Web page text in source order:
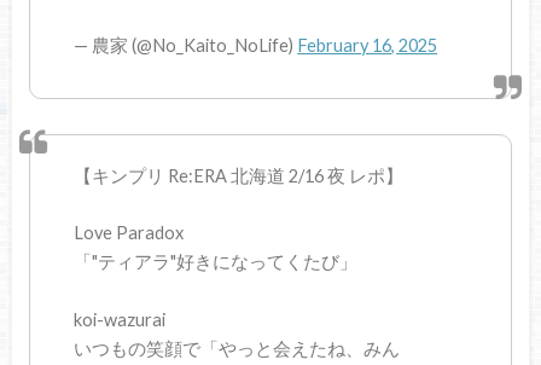
— 農家 (@No_Kaito_NoLife) February 16, 2025
【キンプリ Re:ERA 北海道 2/16 夜 レポ】
Love Paradox
「"ティアラ"好きになってくたび」
koi-wazurai
いつもの笑顔で「やっと会えたね、みん